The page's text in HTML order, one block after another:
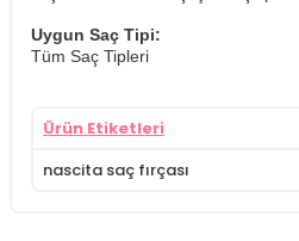
Uygun Saç Tipi:
Tüm Saç Tipleri
Ürün Etiketleri
nascita saç fırçası